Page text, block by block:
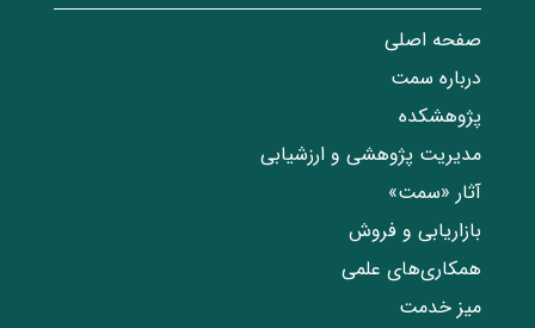
صفحه اصلی
درباره سمت
پژوهشکده
مدیریت پژوهشی و ارزشیابی
آثار «سمت»
بازاریابی و فروش
همکاری‌های علمی
میز خدمت